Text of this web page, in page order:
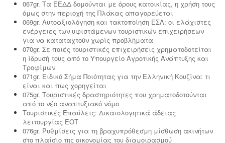
067gr. Τα ΕΕΔΔ δομούνται με όρους κατοικίας, η χρήση τους
όμως στην περιοχή της Πλάκας απαγορεύεται
069gr. Αυτοαξιολόγηση και τακτοποίηση ΕΣΛ: οι ελάχιστες
ενέργειες των υφιστάμενων τουριστικών επιχειρήσεων
για να καταταχτούν χωρίς προβλήματα
070gr. Σε ποιές τουριστικές επιχειρήσεις χρηματοδοτείται
η ίδρυσή τους από το Υπουργείο Αγροτικής Ανάπτυξης και
Τροφίμων
071gr. Ειδικό Σήμα Ποιότητας για την Ελληνική Κουζίνα: τι
είναι και πως χορηγείται
075gr. Τουριστικές δραστηριότητες που χρηματοδοτούνται
από το νέο αναπτυξιακό νόμο
Τουριστικές Επαύλεις: Δικαιολογητικά άδειας
λειτουργίας ΕΟΤ
076gr. Ρυθμίσεις για τη βραχυπρόθεσμη μίσθωση ακινήτων
στο πλαίσιο της οικονομίας του διαμοιρασμού